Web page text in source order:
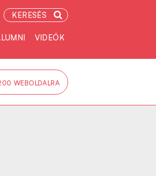
KERESÉS
VIDEÓK
WEBOLDALRA